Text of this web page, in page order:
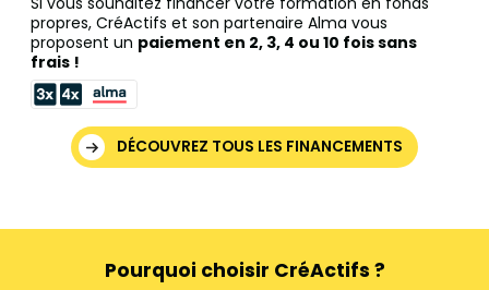
propres, CréActifs et son partenaire Alma vous
proposent un paiement en 2, 3, 4 ou 10 fois sans
frais !
DÉCOUVREZ TOUS LES FINANCEMENTS
Pourquoi choisir CréActifs ?